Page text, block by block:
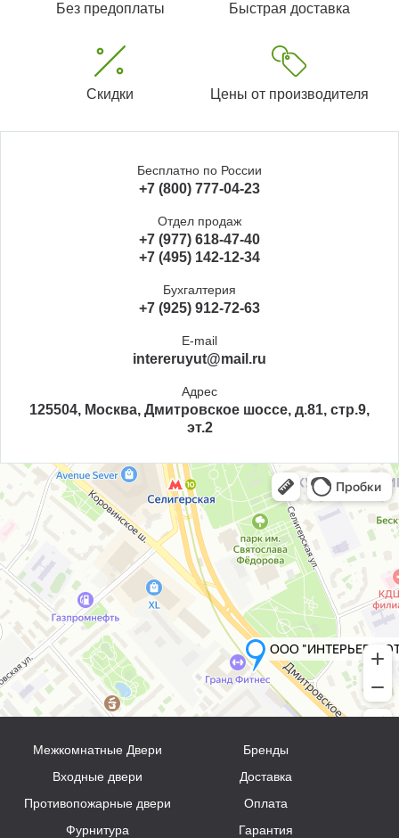
Без предоплаты Быстрая доставка
Скидки Цены от производителя
Бесплатно по России
+7 (800) 777-04-23
Отдел продаж
+7 (977) 618-47-40
+7 (495) 142-12-34
Бухгалтерия
+7 (925) 912-72-63
E-mail
intereruyut@mail.ru
Адрес
125504, Москва, Дмитровское шоссе, д.81, стр.9,
эт.2
Межкомнатные Двери
Входные двери
Противопожарные двери
Фурнитура
Бренды
Доставка
Оплата
Гарантия